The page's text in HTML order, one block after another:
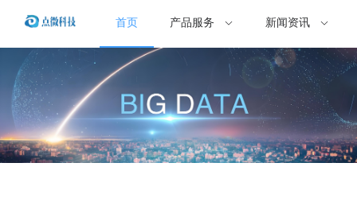
首页 产品服务 新闻资讯